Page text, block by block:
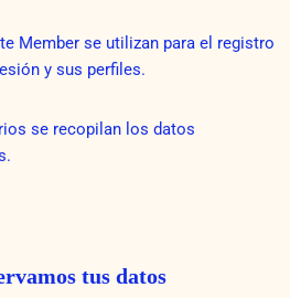
Member se utilizan para el registro
y sus perfiles.
se recopilan los datos
tus datos